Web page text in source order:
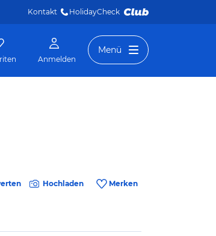
Kontakt HolidayCheck
Anmelden
Menü
Hochladen Merken